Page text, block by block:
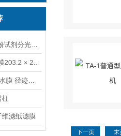
柱
滤纸滤膜
下一页 末